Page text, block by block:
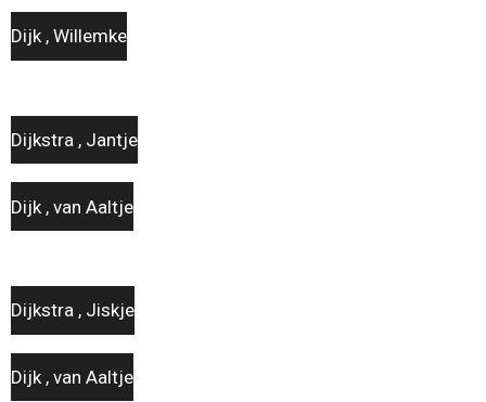
Dijk , Willemke
Dijkstra , Jantje
Dijk , van Aaltje
Dijkstra , Jiskje
Dijk , van Aaltje